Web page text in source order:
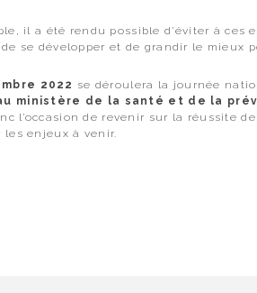
il a été rendu possible d’éviter à ces
se développer et de grandir le mieux
2022 se déroulera la journée
ministère de la santé et de la
l’occasion de revenir sur la réussite
les enjeux à venir.